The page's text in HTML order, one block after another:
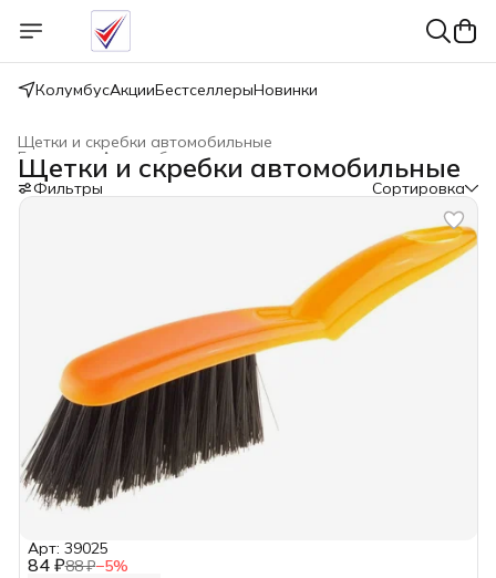
КолумбусАкцииБестселлерыНовинки
Щетки и скребки автомобильные
Автомобильные принадлежности
Главная
Щетки и скребки автомобильные
Фильтры Сортировка
84 ₽88 ₽−5%
Арт: 39025